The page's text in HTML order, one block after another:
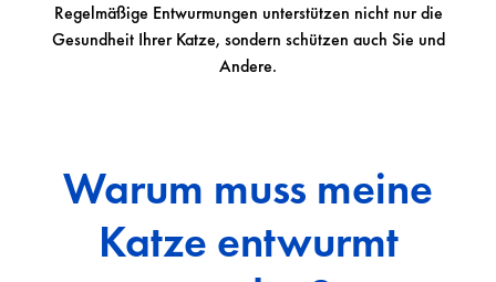
Regelmäßige Entwurmungen unterstützen nicht nur die
Gesundheit Ihrer Katze, sondern schützen auch Sie und
Andere.
Warum muss meine
Katze entwurmt